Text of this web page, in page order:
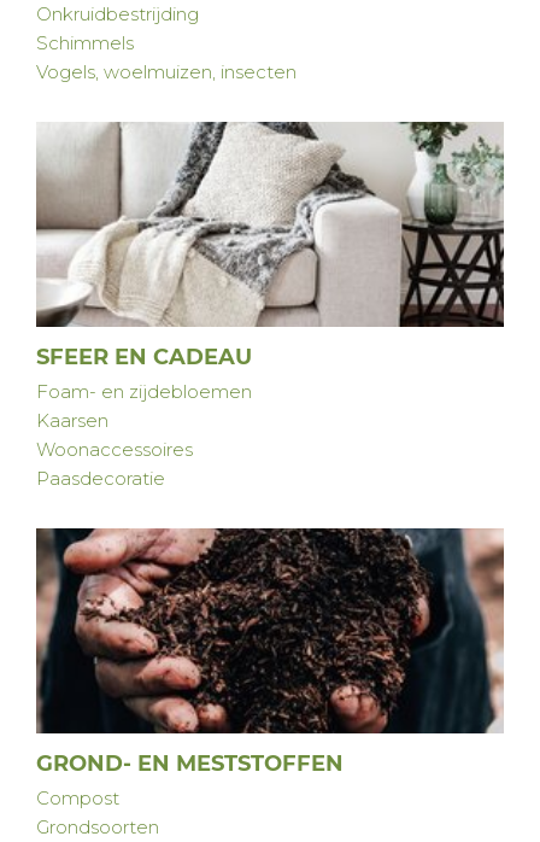
Onkruidbestrijding
Schimmels
Vogels, woelmuizen, insecten
SFEER EN CADEAU
Foam- en zijdebloemen
Kaarsen
Woonaccessoires
Paasdecoratie
GROND- EN MESTSTOFFEN
Compost
Grondsoorten